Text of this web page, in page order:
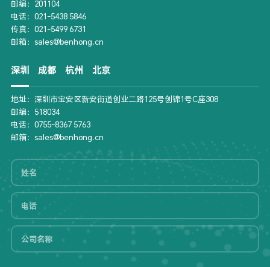
邮编：201104
电话：021-5438 5846
传真：021-5499 6731
邮箱：sales@benhong.cn
深圳 成都 杭州 北京
地址：深圳市宝安区新安街道创业二路125号创锦1号C座308
邮编：518034
电话：0755-8367 5763
邮箱：sales@benhong.cn